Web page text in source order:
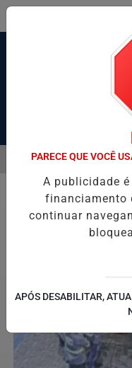
Pesquisar
APÓS ÁRVORE CAIR
EM ALTA
Polícia
PARECE QUE VOCÊ
A publicidade
financiamento
continuar
APÓS DESABILITAR,